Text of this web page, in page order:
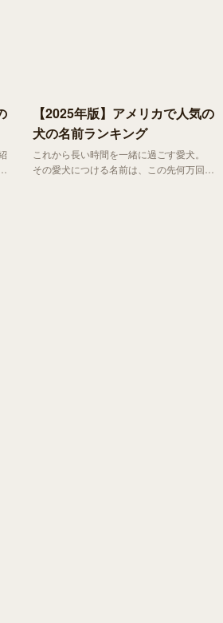
【2025年版】アメリカで人気の
犬の名前ランキング
これから長い時間を一緒に過ごす愛犬。
その愛犬につける名前は、この先何万回も